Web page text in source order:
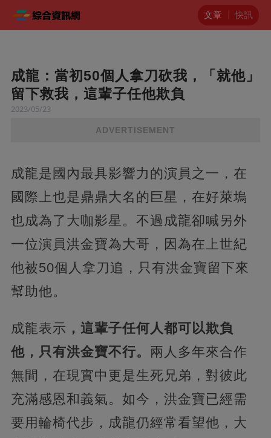
文章 快訊
成龍：當初50個人拿刀砍我，「就他」
留下救我，這輩子任他欺負
2023/05/23
ADVERTISEMENT
成龍是國內最具影響力的演員之一，在
國際上也是鼎鼎大名的巨星，在好萊塢
也成為了大咖影星。不過成龍卻喊另外
一位演員洪金寶為大哥，因為在上世紀
他被50個人拿刀追，只有洪金寶留下來
幫助他。
成龍表示 ，這輩子任何人都可以欺負
他，只有洪金寶不行。 兩人多年來合作
無間，在現實中更是生死兄弟，對彼此
充滿感恩和義氣。如今，洪金寶已經需
要用輪椅代步，成龍仍經常看望他，大